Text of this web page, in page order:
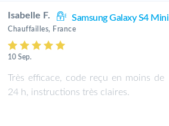
Isabelle F. Samsung Galaxy S4 Mini
Chauffailles, France
10 Sep.
Très efficace, code reçu en moins de
24 h, instructions très claires.